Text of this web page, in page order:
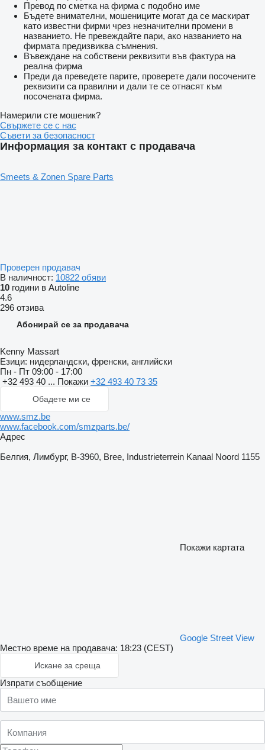
Превод по сметка на фирма с подобно име
Бъдете внимателни, мошениците могат да се маскират
като известни фирми чрез незначителни промени в
названието. Не превеждайте пари, ако названието на
фирмата предизвиква съмнения.
Въвеждане на собствени реквизити във фактура на
реална фирма
Преди да преведете парите, проверете дали посочените
реквизити са правилни и дали те се отнасят към
посочената фирма.
Намерили сте мошеник?
Свържете се с нас
Съвети за безопасност
Информация за контакт с продавача
Smeets & Zonen Spare Parts
Проверен продавач
В наличност: 10822 обяви
10 години в Autoline
4.6
296 отзива
Абонирай се за продавача
Kenny Massart
Езици: нидерландски, френски, английски
Пн - Пт 09:00 - 17:00
+32 493 40 ... Покажи +32 493 40 73 35
Обадете ми се
www.smz.be
www.facebook.com/smzparts.be/
Адрес
Белгия, Лимбург, B-3960, Bree, Industrieterrein Kanaal Noord 1155
Покажи картата
Google Street View
Местно време на продавача: 18:23 (CEST)
Искане за среща
Изпрати съобщение